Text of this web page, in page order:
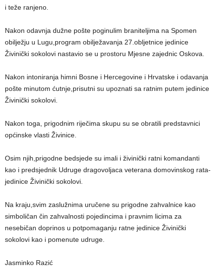
i teže ranjeno.
Nakon odavnja dužne pošte poginulim braniteljima na Spomen
obilježju u Lugu,program obilježavanja 27.obljetnice jedinice
Živinički sokolovi nastavio se u prostoru Mjesne zajednic Oskova.
Nakon intoniranja himni Bosne i Hercegovine i Hrvatske i odavanja
pošte minutom ćutnje,prisutni su upoznati sa ratnim putem jedinice
Živinički sokolovi.
Nakon toga, prigodnim riječima skupu su se obratili predstavnici
općinske vlasti Živinice.
Osim njih,prigodne bedsjede su imali i živinički ratni komandanti
kao i predsjednik Udruge dragovoljaca veterana domovinskog rata-
jedinice Živinički sokolovi.
Na kraju,svim zaslužnima uručene su prigodne zahvalnice kao
simboličan čin zahvalnosti pojedincima i pravnim licima za
nesebičan doprinos u potpomaganju ratne jedinice Živinički
sokolovi kao i pomenute udruge.
Jasminko Razić